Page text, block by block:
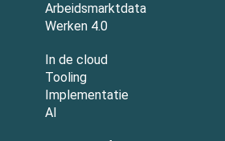
Arbeidsmarktdata
Werken 4.0
In de cloud
Tooling
Implementatie
AI